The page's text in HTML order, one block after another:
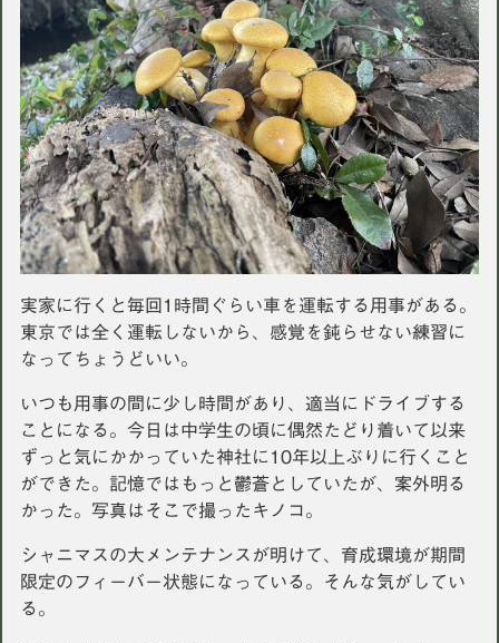
実家に行くと毎回1時間ぐらい車を運転する用事がある。
東京では全く運転しないから、感覚を鈍らせない練習に
なってちょうどいい。
いつも用事の間に少し時間があり、適当にドライブする
ことになる。今日は中学生の頃に偶然たどり着いて以来
ずっと気にかかっていた神社に10年以上ぶりに行くこと
ができた。記憶ではもっと鬱蒼としていたが、案外明る
かった。写真はそこで撮ったキノコ。
シャニマスの大メンテナンスが明けて、育成環境が期間
限定のフィーバー状態になっている。そんな気がしてい
る。